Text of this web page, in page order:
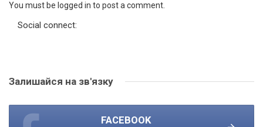
You must be logged in to post a comment.
Social connect:
Залишайся на зв'язку
FACEBOOK